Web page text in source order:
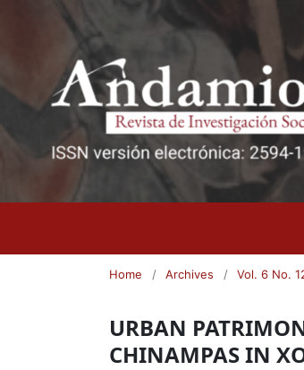
Home / Archives / Vol. 6 No.
URBAN
CHINAMPAS IN